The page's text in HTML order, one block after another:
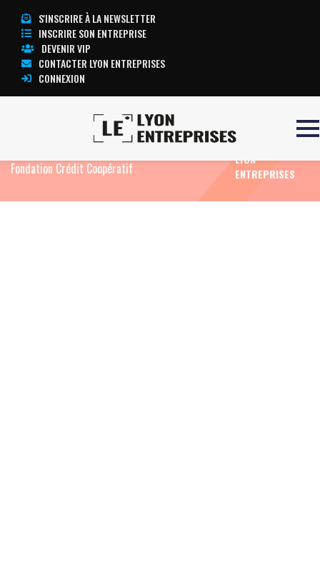
S'INSCRIRE À LA NEWSLETTER
INSCRIRE SON ENTREPRISE
DEVENIR VIP
CONTACTER LYON ENTREPRISES
CONNEXION
Six structures de l’ESS
Fondation Crédit Coopératif
TOUTE
L’ACTUALITÉ
LYON
ENTREPRISES